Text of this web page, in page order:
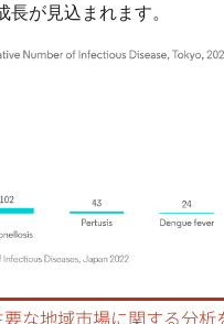
が見込まれます。
。再利用にはCC BY 4.0の表示